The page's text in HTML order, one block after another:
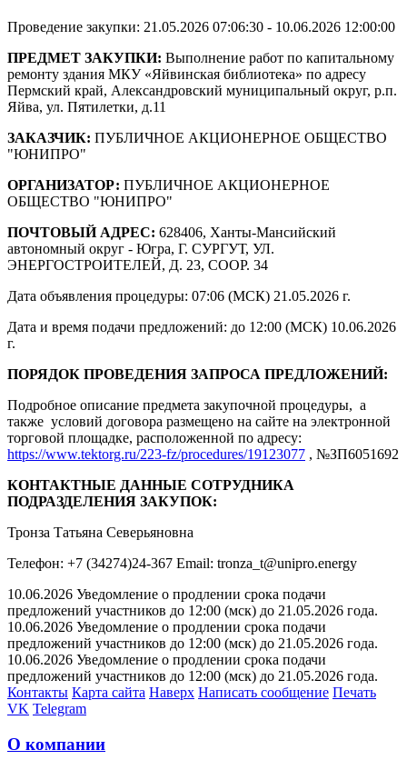
Проведение закупки: 21.05.2026 07:06:30 - 10.06.2026 12:00:00
ПРЕДМЕТ ЗАКУПКИ: Выполнение работ по капитальному
ремонту здания МКУ «Яйвинская библиотека» по адресу
Пермский край, Александровский муниципальный округ, р.п.
Яйва, ул. Пятилетки, д.11
ЗАКАЗЧИК: ПУБЛИЧНОЕ АКЦИОНЕРНОЕ ОБЩЕСТВО
"ЮНИПРО"
ОРГАНИЗАТОР: ПУБЛИЧНОЕ АКЦИОНЕРНОЕ
ОБЩЕСТВО "ЮНИПРО"
ПОЧТОВЫЙ АДРЕС: 628406, Ханты-Мансийский
автономный округ - Югра, Г. СУРГУТ, УЛ.
ЭНЕРГОСТРОИТЕЛЕЙ, Д. 23, СООР. 34
Дата объявления процедуры: 07:06 (МСК) 21.05.2026 г.
Дата и время подачи предложений: до 12:00 (МСК) 10.06.2026
г.
ПОРЯДОК ПРОВЕДЕНИЯ ЗАПРОСА ПРЕДЛОЖЕНИЙ:
Подробное описание предмета закупочной процедуры, а
также условий договора размещено на сайте на электронной
торговой площадке, расположенной по адресу:
https://www.tektorg.ru/223-fz/procedures/19123077 , №ЗП6051692
КОНТАКТНЫЕ ДАННЫЕ СОТРУДНИКА
ПОДРАЗДЕЛЕНИЯ ЗАКУПОК:
Тронза Татьяна Северьяновна
Телефон: +7 (34274)24-367 Email: tronza_t@unipro.energy
10.06.2026 Уведомление о продлении срока подачи
предложений участников до 12:00 (мск) до 21.05.2026 года.
10.06.2026 Уведомление о продлении срока подачи
предложений участников до 12:00 (мск) до 21.05.2026 года.
10.06.2026 Уведомление о продлении срока подачи
предложений участников до 12:00 (мск) до 21.05.2026 года.
Контакты Карта сайта Наверх Написать сообщение Печать
VK Telegram
О компании